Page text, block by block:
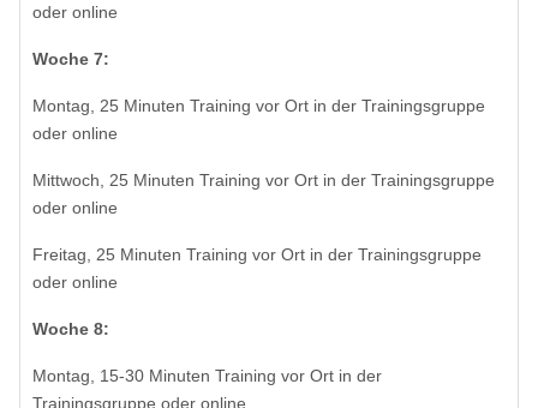
oder online
Woche 7:
Montag, 25 Minuten Training vor Ort in der Trainingsgruppe
oder online
Mittwoch, 25 Minuten Training vor Ort in der Trainingsgruppe
oder online
Freitag, 25 Minuten Training vor Ort in der Trainingsgruppe
oder online
Woche 8:
Montag, 15-30 Minuten Training vor Ort in der
Trainingsgruppe oder online